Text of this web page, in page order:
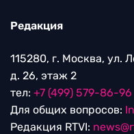
Редакция
115280, г. Москва, ул.
д. 26, этаж 2
тел: +7 (499) 579-86-96
Для общих вопросов:
Редакция RTVI: